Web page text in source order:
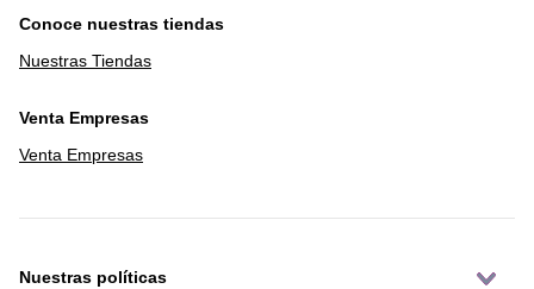
Conoce nuestras tiendas
Nuestras Tiendas
Venta Empresas
Venta Empresas
Nuestras políticas